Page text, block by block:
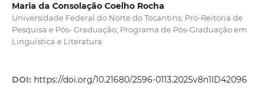
Maria da Consolação Coelho Rocha
Universidade Federal do Norte do Tocantins; Pró-Reitoria de
Pesquisa e Pós- Graduação; Programa de Pós-Graduação em
Linguística e Literatura
DOI: https://doi.org/10.21680/2596-0113.2025v8n1ID42096